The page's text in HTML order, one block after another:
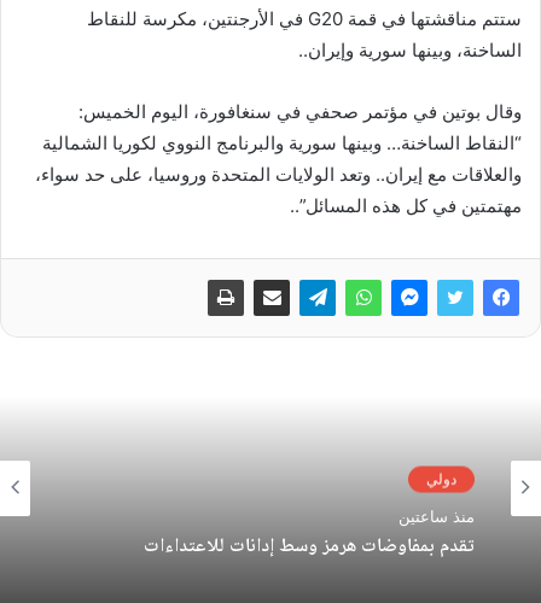
ستتم مناقشتها في قمة G20 في الأرجنتين، مكرسة للنقاط
الساخنة، وبينها سورية وإيران..
وقال بوتين في مؤتمر صحفي في سنغافورة، اليوم الخميس:
“النقاط الساخنة… وبينها سورية والبرنامج النووي لكوريا الشمالية
والعلاقات مع إيران.. وتعد الولايات المتحدة وروسيا، على حد سواء،
مهتمتين في كل هذه المسائل”..
دولي
منذ ساعتين
تقدم بمفاوضات هرمز وسط إدانات للاعتداءات